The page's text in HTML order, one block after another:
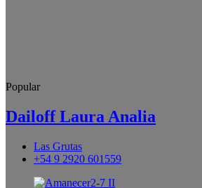
Popular
Dailoff Laura Analia
Las Grutas
+54 9 2920 601559